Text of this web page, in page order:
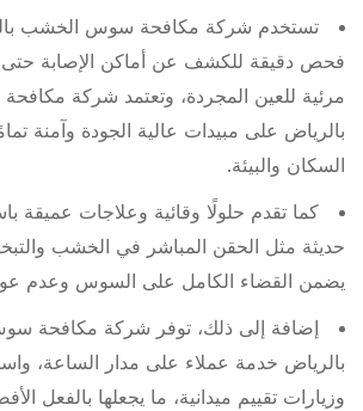
تستخدم شركة مكافحة سوس الخشب
فحص دقيقة للكشف عن أماكن الإصابة حتى
مرئية للعين المجردة، وتعتمد شركة
بالرياض على مبيدات عالية الجودة وآمنة
السكان والبيئة.
كما تقدم حلولًا وقائية وعلاجات عميقة
حديثة مثل الحقن المباشر في الخشب
يضمن القضاء الكامل على السوس وعدم
إضافة إلى ذلك، توفر شركة مكافحة
بالرياض خدمة عملاء على مدار الساعة،
وزيارات تقييم ميدانية، ما يجعلها بالفعل